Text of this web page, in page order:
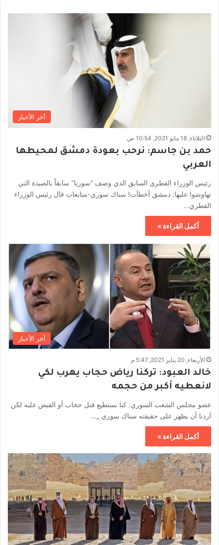
أخر الأخبار
الثلاثاء, 18 مايو 2021, 10:54 ص
حمد بن جاسم: نرحب بعودة دمشق لمحيطها
العربي
رئيس الوزراء القطري السابق الذي وصف “سوريا” سابقاً بالصيدة التي
تهاوشوا عليها: دمشق أخطأت! سناك سوري-متابعات قال رئيس الوزراء
القطري…
أكمل القراءة »
أخر الأخبار
الأربعاء, 20 يناير 2021, 5:47 م
خالد العبود: تركنا رياض حجاب يهرب لكي
لانعطيه أكبر من حجمه
عضو مجلس الشعب السوري: كنا نستطيع قتل حجاب أو القبض عليه لكن
أردنا أن يظهر على حقيقته سناك سوري _…
أكمل القراءة »